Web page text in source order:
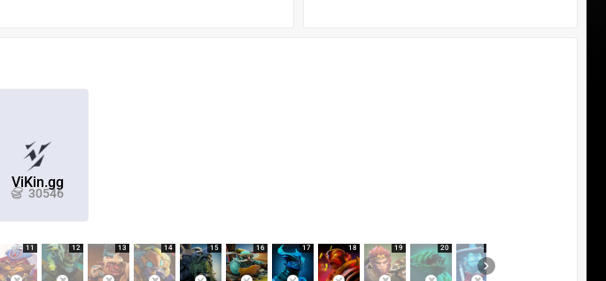
ViKin.gg
30546
11 12 13 14 15 16 17 18 19 20